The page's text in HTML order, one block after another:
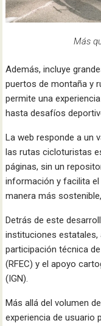
Más
Además, incluye
puertos de montaña y
permite una
hasta desafíos
La web responde a un
las rutas cicloturistas
páginas, sin un
información y facilita
manera más
Detrás de este
instituciones
participación técnica
(RFEC) y el apoyo
(IGN).
Más allá del volumen
experiencia de usuario